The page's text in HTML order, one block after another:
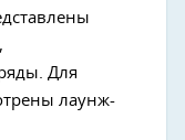
Для
лаунж-